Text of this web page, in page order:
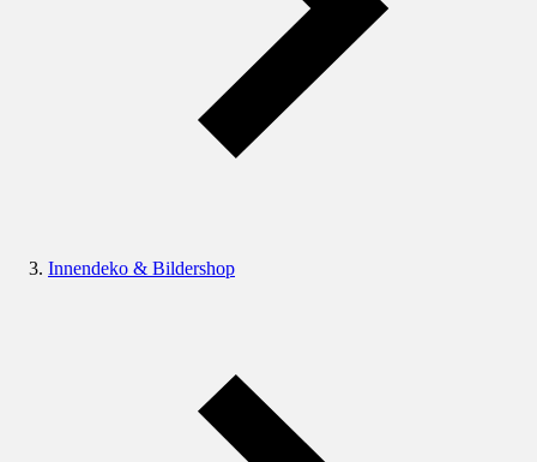
Innendeko & Bildershop